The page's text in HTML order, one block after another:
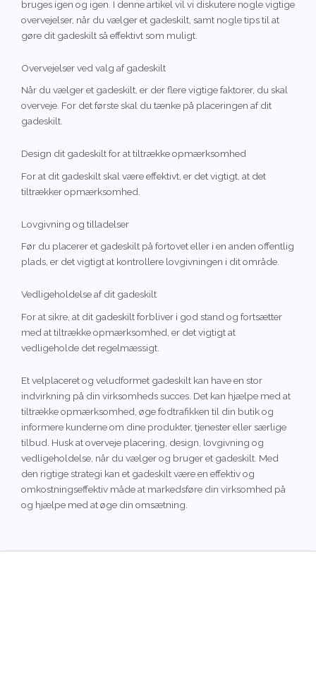
bruges igen og igen. I denne artikel vil vi diskutere nogle vigtige
overvejelser, når du vælger et gadeskilt, samt nogle tips til at
gøre dit gadeskilt så effektivt som muligt.
Overvejelser ved valg af gadeskilt
Når du vælger et gadeskilt, er der flere vigtige faktorer, du skal
overveje. For det første skal du tænke på placeringen af dit
gadeskilt.
Design dit gadeskilt for at tiltrække opmærksomhed
For at dit gadeskilt skal være effektivt, er det vigtigt, at det
tiltrækker opmærksomhed.
Lovgivning og tilladelser
Før du placerer et gadeskilt på fortovet eller i en anden offentlig
plads, er det vigtigt at kontrollere lovgivningen i dit område.
Vedligeholdelse af dit gadeskilt
For at sikre, at dit gadeskilt forbliver i god stand og fortsætter
med at tiltrække opmærksomhed, er det vigtigt at
vedligeholde det regelmæssigt.
Et velplaceret og veludformet gadeskilt kan have en stor
indvirkning på din virksomheds succes. Det kan hjælpe med at
tiltrække opmærksomhed, øge fodtrafikken til din butik og
informere kunderne om dine produkter, tjenester eller særlige
tilbud. Husk at overveje placering, design, lovgivning og
vedligeholdelse, når du vælger og bruger et gadeskilt. Med
den rigtige strategi kan et gadeskilt være en effektiv og
omkostningseffektiv måde at markedsføre din virksomhed på
og hjælpe med at øge din omsætning.